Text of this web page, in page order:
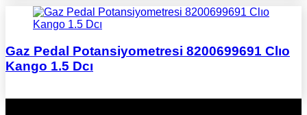
Gaz Pedal Potansiyometresi 8200699691 Clıo
Kango 1.5 Dcı